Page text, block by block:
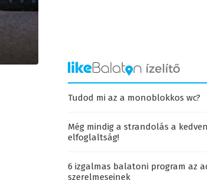
Tudod mi az a monoblokkos wc?
Még mindig a strandolás a
elfoglaltság!
6 izgalmas balatoni program az
szerelmeseinek